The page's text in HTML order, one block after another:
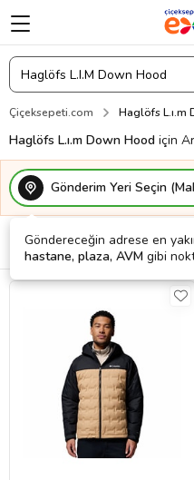
Çiçeksepeti.com Haglöfs L.ı.m
Haglöfs L.ı.m Down Hood için
Gönderim Yeri Seçin
Göndereceğin adrese en
hastane, plaza, AVM gibi
Filtrele Sırala